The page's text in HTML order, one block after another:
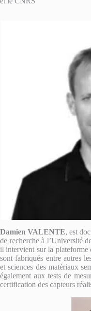
Damien VALENTE, est
de recherche à l’Université
il intervient sur la
sont fabriqués entre autres
et sciences des matériaux
également aux tests de
certification des capteurs